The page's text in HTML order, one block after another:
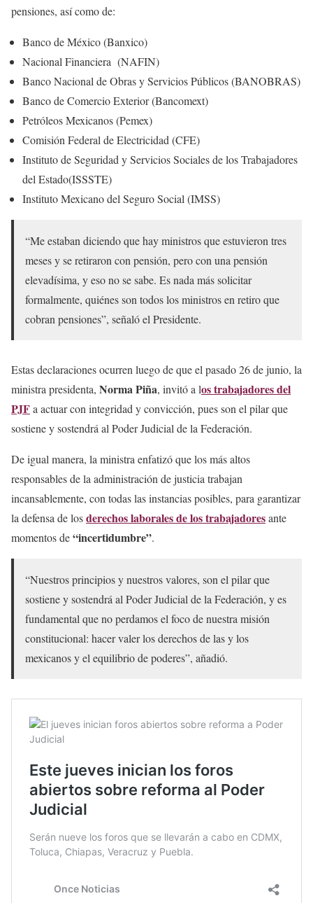
pensiones, así como de:
Banco de México (Banxico)
Nacional Financiera (NAFIN)
Banco Nacional de Obras y Servicios Públicos (BANOBRAS)
Banco de Comercio Exterior (Bancomext)
Petróleos Mexicanos (Pemex)
Comisión Federal de Electricidad (CFE)
Instituto de Seguridad y Servicios Sociales de los Trabajadores
del Estado(ISSSTE)
Instituto Mexicano del Seguro Social (IMSS)
“Me estaban diciendo que hay ministros que estuvieron tres
meses y se retiraron con pensión, pero con una pensión
elevadísima, y eso no se sabe. Es nada más solicitar
formalmente, quiénes son todos los ministros en retiro que
cobran pensiones”, señaló el Presidente.
Estas declaraciones ocurren luego de que el pasado 26 de junio, la
ministra presidenta, Norma Piña, invitó a los trabajadores del
PJFa actuar con integridad y convicción, pues son el pilar que
sostiene y sostendrá al Poder Judicial de la Federación.
De igual manera, la ministra enfatizó que los más altos
responsables de la administración de justicia trabajan
incansablemente, con todas las instancias posibles, para garantizar
la defensa de losderechos laborales de los trabajadoresante
momentos de“incertidumbre”.
“Nuestros principios y nuestros valores, son el pilar que
sostiene y sostendrá al Poder Judicial de la Federación, y es
fundamental que no perdamos el foco de nuestra misión
constitucional: hacer valer los derechos de las y los
mexicanos y el equilibrio de poderes”, añadió.